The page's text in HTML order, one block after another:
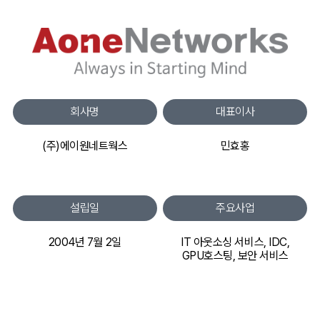
회사명
(주)에이원네트웍스
대표이사
민효홍
설립일
2004년 7월 2일
주요사업
IT 아웃소싱 서비스, IDC,
GPU호스팅, 보안 서비스